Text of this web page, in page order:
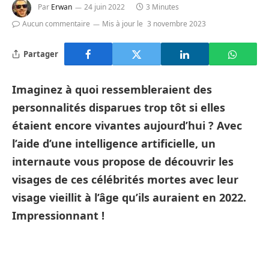
Par Erwan 24 juin 2022
3 Minutes
Aucun commentaire
Mis à jour le 3 novembre 2023
Partager
Imaginez à quoi ressembleraient des
personnalités disparues trop tôt si elles
étaient encore vivantes aujourd’hui ? Avec
l’aide d’une intelligence artificielle, un
internaute vous propose de découvrir les
visages de ces célébrités mortes avec leur
visage vieillit à l’âge qu’ils auraient en 2022.
Impressionnant !